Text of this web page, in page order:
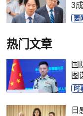
3
要
热门文章
国
图
时
日